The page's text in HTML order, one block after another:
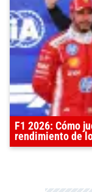
F1 2026: Cómo
rendimiento de